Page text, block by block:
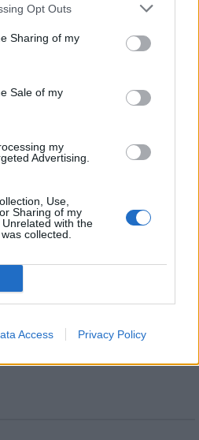
Opt Outs
Sharing of my
Sale of my
my
Advertising.
Use,
Sharing of my
with the
collected.
Access Privacy Policy
rendszerei ezt a szemléletet
táj, amelynek minden köve
megújul a tatai Angolkert
már zajlik a teljesen új
épül Angyalföldön